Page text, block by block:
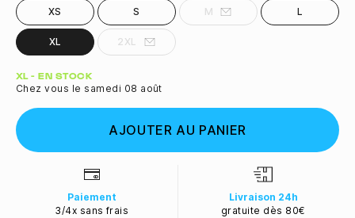
XS S M L
XL 2XL
Quantité
XL - EN STOCK
Chez vous le samedi 08 août
AJOUTER AU PANIER
Paiement
3/4x sans frais
Livraison 24h
gratuite dès 80€